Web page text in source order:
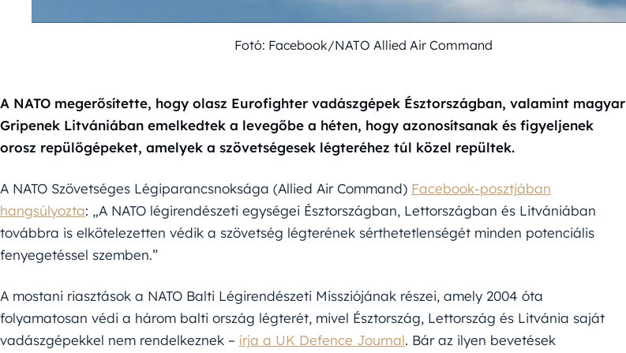
Fotó: Facebook/NATO Allied Air Command
A NATO megerősítette, hogy olasz Eurofighter vadászgépek Észtországban, valamint magyar
Gripenek Litvániában emelkedtek a levegőbe a héten, hogy azonosítsanak és figyeljenek
orosz repülőgépeket, amelyek a szövetségesek légteréhez túl közel repültek.
A NATO Szövetséges Légiparancsnoksága (Allied Air Command) Facebook-posztjában
hangsúlyozta: „A NATO légirendészeti egységei Észtországban, Lettországban és Litvániában
továbbra is elkötelezetten védik a szövetség légterének sérthetetlenségét minden potenciális
fenyegetéssel szemben.”
A mostani riasztások a NATO Balti Légirendészeti Missziójának részei, amely 2004 óta
folyamatosan védi a három balti ország légterét, mivel Észtország, Lettország és Litvánia saját
vadászgépekkel nem rendelkeznek – írja a UK Defence Journal. Bár az ilyen bevetések